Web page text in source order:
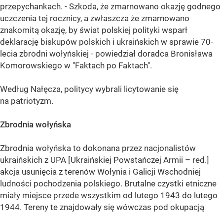
przepychankach. - Szkoda, że zmarnowano okazję godnego
uczczenia tej rocznicy, a zwłaszcza że zmarnowano
znakomitą okazję, by świat polskiej polityki wsparł
deklarację biskupów polskich i ukraińskich w sprawie 70-
lecia zbrodni wołyńskiej - powiedział doradca Bronisława
Komorowskiego w "Faktach po Faktach".
Według Nałęcza, politycy wybrali licytowanie się
na patriotyzm.
Zbrodnia wołyńska
Zbrodnia wołyńska to dokonana przez nacjonalistów
ukraińskich z UPA [Ukraińskiej Powstańczej Armii – red.]
akcja usunięcia z terenów Wołynia i Galicji Wschodniej
ludności pochodzenia polskiego. Brutalne czystki etniczne
miały miejsce przede wszystkim od lutego 1943 do lutego
1944. Tereny te znajdowały się wówczas pod okupacją